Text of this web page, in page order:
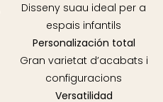
Disseny suau ideal per a
espais infantils
Personalización total
Gran varietat d’acabats i
configuracions
Versatilidad